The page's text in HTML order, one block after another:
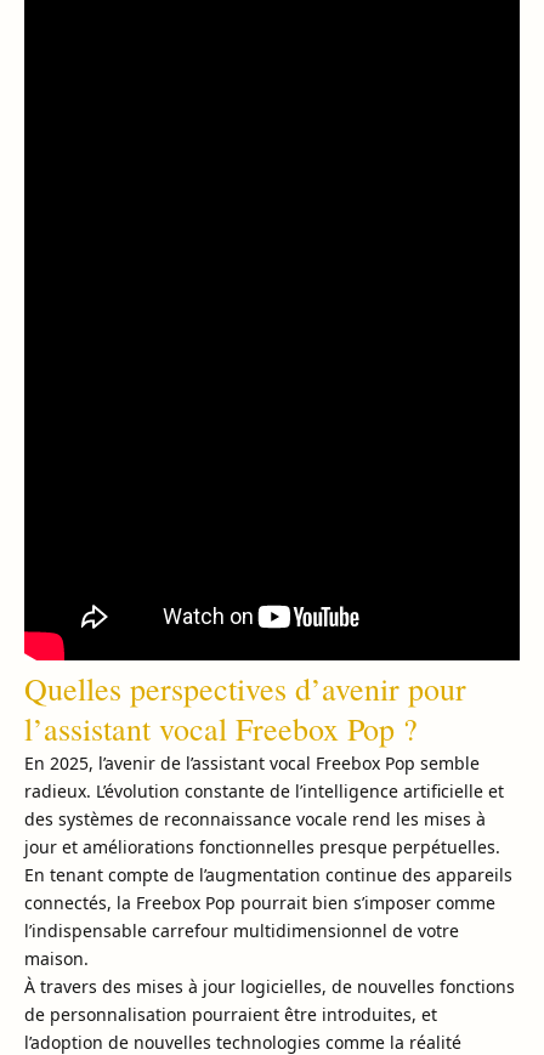
Quelles perspectives d’avenir pour
l’assistant vocal Freebox Pop ?
En 2025, l’avenir de l’assistant vocal Freebox Pop semble
radieux. L’évolution constante de l’intelligence artificielle et
des systèmes de reconnaissance vocale rend les mises à
jour et améliorations fonctionnelles presque perpétuelles.
En tenant compte de l’augmentation continue des appareils
connectés, la Freebox Pop pourrait bien s’imposer comme
l’indispensable carrefour multidimensionnel de votre
maison.
À travers des mises à jour logicielles, de nouvelles fonctions
de personnalisation pourraient être introduites, et
l’adoption de nouvelles technologies comme la réalité